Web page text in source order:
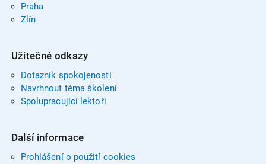
Praha
Zlín
Užitečné odkazy
Dotazník spokojenosti
Navrhnout téma školení
Spolupracující lektoři
Další informace
Prohlášení o použití cookies